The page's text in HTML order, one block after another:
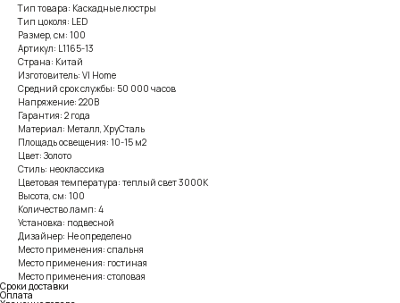
Тип товара: Каскадные люстры
Тип цоколя: LED
Размер, см: 100
Артикул: L1165-13
Страна: Китай
Изготовитель: VI Home
Средний срок службы: 50 000 часов
Напряжение: 220В
Гарантия: 2 года
Материал: Металл, ХруСталь
Площадь освещения: 10-15 м2
Цвет: Золото
Стиль: неоклассика
Цветовая температура: теплый свет 3000К
Высота, см: 100
Количество ламп: 4
Установка: подвесной
Дизайнер: Не определено
Место применения: спальня
Место применения: гостиная
Место применения: столовая
Сроки доставки
Оплата